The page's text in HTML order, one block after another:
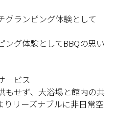
ランピング体験として
グ体験としてBBQの思い
ービス
せず、大浴場と館内の共
りリーズナブルに非日常空